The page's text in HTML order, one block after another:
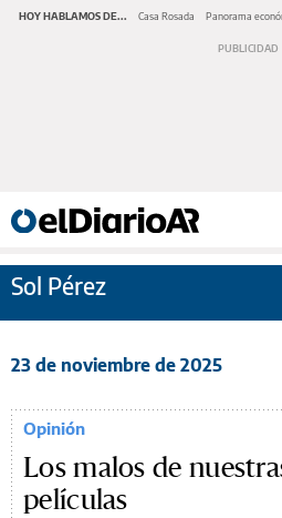
HOY HABLAMOS DE... Casa Rosada Panorama
Sol Pérez
23 de noviembre de 2025
Opinión
Los malos de
películas